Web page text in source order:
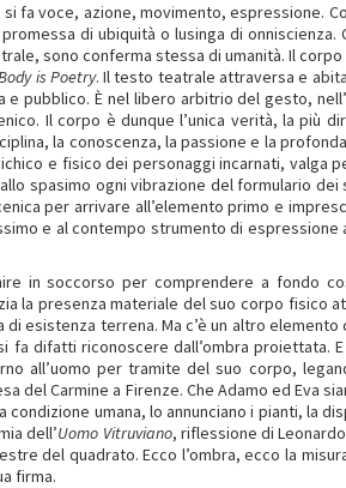
fa voce, azione, movimento, espressione.
di ubiquità o lusinga di onniscienza.
sono conferma stessa di umanità. Il
is Poetry. Il testo teatrale attraversa e
pubblico. È nel libero arbitrio del gesto,
Il corpo è dunque l’unica verità, la più
la conoscenza, la passione e la
e fisico dei personaggi incarnati, valga
spasimo ogni vibrazione del formulario
per arrivare all’elemento primo e
e al contempo strumento di espressione
in soccorso per comprendere a fondo
la presenza materiale del suo corpo fisico
esistenza terrena. Ma c’è un altro
difatti riconoscere dall’ombra proiettata.
all’uomo per tramite del suo corpo,
del Carmine a Firenze. Che Adamo ed Eva
umana, lo annunciano i pianti, la
dell’Uomo Vitruviano, riflessione di
del quadrato. Ecco l’ombra, ecco la
firma.